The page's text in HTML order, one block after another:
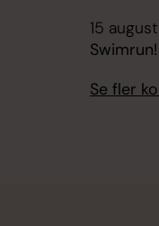
15
Swimrun!
Se fler